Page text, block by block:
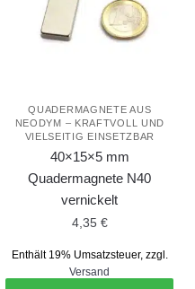
QUADERMAGNETE AUS
NEODYM – KRAFTVOLL UND
VIELSEITIG EINSETZBAR
40×15×5 mm
Quadermagnete N40
vernickelt
4,35 €
Enthält 19% Umsatzsteuer, zzgl.
Versand